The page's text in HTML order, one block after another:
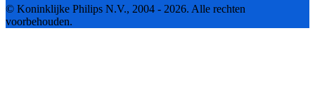
© Koninklijke Philips N.V., 2004 - 2026. Alle rechten
voorbehouden.